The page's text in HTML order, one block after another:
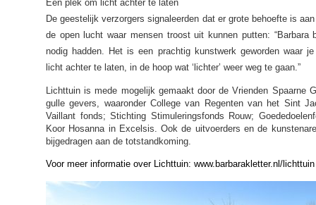
Een plek om licht achter te laten
De geestelijk verzorgers signaleerden dat er grote behoefte is
de open lucht waar mensen troost uit kunnen putten: “Barbara
nodig hadden. Het is een prachtig kunstwerk geworden waar
licht achter te laten, in de hoop wat ‘lichter’ weer weg te gaan.”
Lichttuin is mede mogelijk gemaakt door de Vrienden Spaarne
gulle gevers, waaronder College van Regenten van het Sint
Vaillant fonds; Stichting Stimuleringsfonds Rouw;
Koor Hosanna in Excelsis. Ook de uitvoerders en de
bijgedragen aan de totstandkoming.
Voor meer informatie over Lichttuin: www.barbarakletter.nl/lichttuin